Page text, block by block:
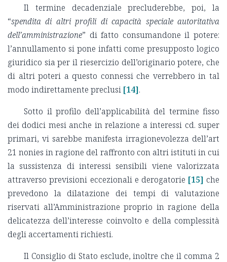
Il termine decadenziale precluderebbe, poi, la
“spendita di altri profili di capacità speciale autoritativa
dell’amministrazione” di fatto consumandone il potere:
l’annullamento si pone infatti come presupposto logico
giuridico sia per il riesercizio dell’originario potere, che
di altri poteri a questo connessi che verrebbero in tal
modo indirettamente preclusi [14].
Sotto il profilo dell’applicabilità del termine fisso
dei dodici mesi anche in relazione a interessi cd. super
primari, vi sarebbe manifesta irragionevolezza dell’art
21 nonies in ragione del raffronto con altri istituti in cui
la sussistenza di interessi sensibili viene valorizzata
attraverso previsioni eccezionali e derogatorie [15] che
prevedono la dilatazione dei tempi di valutazione
riservati all’Amministrazione proprio in ragione della
delicatezza dell’interesse coinvolto e della complessità
degli accertamenti richiesti.
Il Consiglio di Stato esclude, inoltre che il comma 2